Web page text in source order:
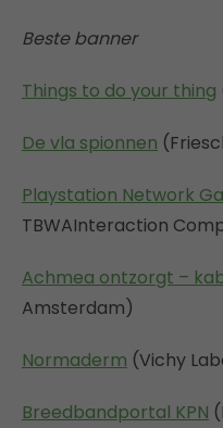
Beste banner
Things to do your thing
De vla spionnen
Playstation Network
TBWAInteraction
Achmea ontzorgt –
Amsterdam)
Normaderm (Vichy
Breedbandportal KPN